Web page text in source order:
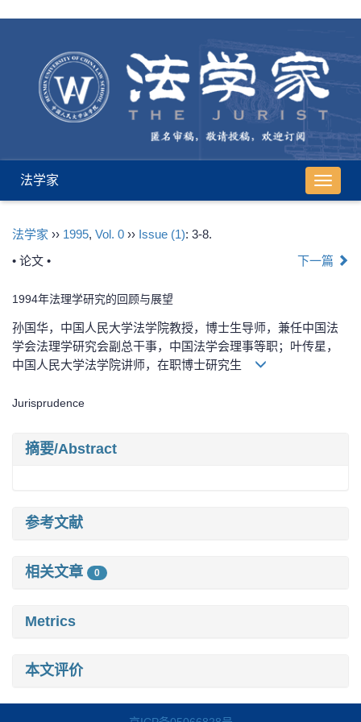
导
航
法学家
法学家 ›› 1995, Vol. 0 ›› Issue (1): 3-8.
• 论文 •
下一篇
1994年法理学研究的回顾与展望
孙国华，中国人民大学法学院教授，博士生导师，兼任中国法
学会法理学研究会副总干事，中国法学会理事等职；叶传星，
中国人民大学法学院讲师，在职博士研究生
Jurisprudence
摘要/Abstract
参考文献
相关文章 0
Metrics
本文评价